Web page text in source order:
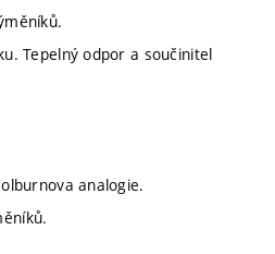
Tepelný odpor a součinitel
analogie.